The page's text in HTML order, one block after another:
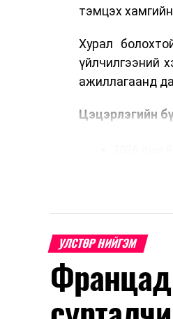
тэмцэх
Хурал
үйлчилгээний
ажиллагаанд
Цэцэрлэгийн
2026 оны
Энэ
2026 оны
УЛСТӨР НИЙГЭМ
Францад